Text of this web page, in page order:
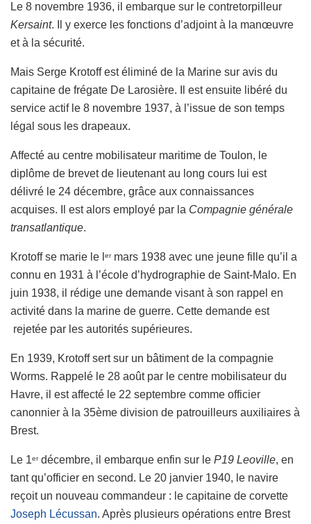
Le 8 novembre 1936, il embarque sur le contretorpilleur
Kersaint. Il y exerce les fonctions d’adjoint à la manœuvre
et à la sécurité.
Mais Serge Krotoff est éliminé de la Marine sur avis du
capitaine de frégate De Larosière. Il est ensuite libéré du
service actif le 8 novembre 1937, à l’issue de son temps
légal sous les drapeaux.
Affecté au centre mobilisateur maritime de Toulon, le
diplôme de brevet de lieutenant au long cours lui est
délivré le 24 décembre, grâce aux connaissances
acquises. Il est alors employé par la Compagnie générale
transatlantique.
Krotoff se marie le l ermars 1938 avec une jeune fille qu’il a
connu en 1931 à l’école d’hydrographie de Saint-Malo. En
juin 1938, il rédige une demande visant à son rappel en
activité dans la marine de guerre. Cette demande est
rejetée par les autorités supérieures.
En 1939, Krotoff sert sur un bâtiment de la compagnie
Worms. Rappelé le 28 août par le centre mobilisateur du
Havre, il est affecté le 22 septembre comme officier
canonnier à la 35ème division de patrouilleurs auxiliaires à
Brest.
Le 1erdécembre, il embarque enfin sur le P19 Leoville, en
tant qu’officier en second. Le 20 janvier 1940, le navire
reçoit un nouveau commandeur : le capitaine de corvette
Joseph Lécussan. Après plusieurs opérations entre Brest